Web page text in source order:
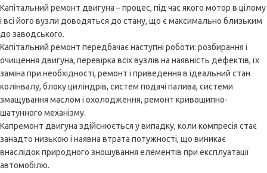
Капітальний ремонт двигуна – процес, під час якого мотор в цілому
і всі його вузли доводяться до стану, що є максимально близьким
до заводського.
Капітальний ремонт передбачає наступні роботи: розбирання і
очищення двигуна, перевірка всіх вузлів на наявність дефектів, їх
заміна при необхідності, ремонт і приведення в ідеальний стан
колінвалу, блоку циліндрів, систем подачі палива, системи
змащування маслом і охолодження, ремонт кривошипно-
шатунного механізму.
Капремонт двигуна здійснюється у випадку, коли компресія стає
занадто низькою і наявна втрата потужності, що виникає
внаслідок природного зношування елементів при експлуатації
автомобілю.